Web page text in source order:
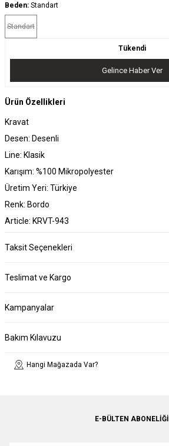
Beden: Standart
Standart
Tükendi
Gelince Haber Ver
Ürün Özellikleri
Kravat
Desen: Desenli
Line: Klasik
Karışım: %100 Mikropolyester
Üretim Yeri: Türkiye
Renk: Bordo
Article: KRVT-943
Taksit Seçenekleri
Teslimat ve Kargo
Kampanyalar
Bakım Kılavuzu
Hangi Mağazada Var?
E-BÜLTEN ABONELIĞI